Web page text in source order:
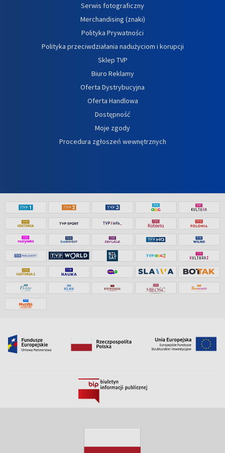
Serwis fotograficzny
Merchandising (znaki)
Polityka Prywatności
Polityka przeciwdziałania nadużyciom i korupcji
Sklep TVP
Biuro Reklamy
Oferta Dystrybucyjna
Oferta Handlowa
Dostępność
Moje zgody
Procedura zgłoszeń wewnętrznych